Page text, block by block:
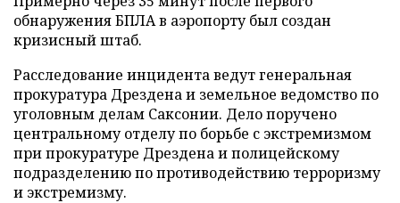
обнаружения БПЛА в аэропорту был создан
кризисный штаб.
Расследование инцидента ведут генеральная
прокуратура Дрездена и земельное ведомство по
уголовным делам Саксонии. Дело поручено
центральному отделу по борьбе с экстремизмом
при прокуратуре Дрездена и полицейскому
подразделению по противодействию терроризму
и экстремизму.